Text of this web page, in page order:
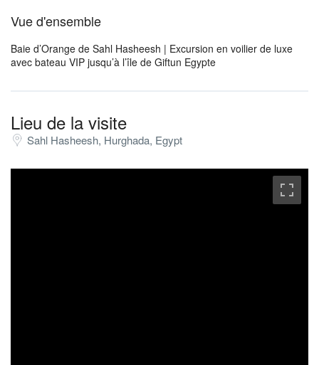
Vue d'ensemble
Baie d’Orange de Sahl Hasheesh | Excursion en voilier de luxe
avec bateau VIP jusqu’à l’île de Giftun Egypte
Lieu de la visite
Sahl Hasheesh, Hurghada, Egypt